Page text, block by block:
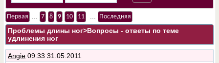
Первая 7 8 9 10 11 Последняя
Проблемы длины ног>Вопросы - ответы по теме
удлинения ног
Angie 09:33 31.05.2011